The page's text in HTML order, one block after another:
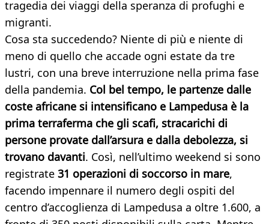
tragedia dei viaggi della speranza di profughi e
migranti.
Cosa sta succedendo? Niente di più e niente di
meno di quello che accade ogni estate da tre
lustri, con una breve interruzione nella prima fase
della pandemia. Col bel tempo, le partenze dalle
coste africane si intensificano e Lampedusa è la
prima terraferma che gli scafi, stracarichi di
persone provate dall’arsura e dalla debolezza, si
trovano davanti. Così, nell’ultimo weekend si sono
registrate 31 operazioni di soccorso in mare,
facendo impennare il numero degli ospiti del
centro d’accoglienza di Lampedusa a oltre 1.600, a